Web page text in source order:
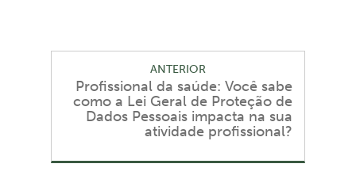
ANTERIOR
Profissional da saúde: Você sabe
como a Lei Geral de Proteção de
Dados Pessoais impacta na sua
atividade profissional?